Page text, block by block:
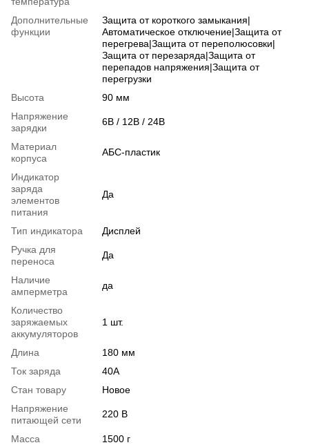
Дополнительные
функции
Защита от короткого замыкания|
Автоматическое отключение|Защита от
перегрева|Защита от переполюсовки|
Защита от перезаряда|Защита от
перепадов напряжения|Защита от
перегрузки
Высота
90 мм
Напряжение
зарядки
6В / 12В / 24В
Материал
корпуса
АБС-пластик
Индикатор
заряда
элементов
питания
Да
Тип индикатора
Дисплей
Ручка для
переноса
Да
Наличие
амперметра
да
Количество
заряжаемых
аккумуляторов
1 шт.
Длина
180 мм
Ток заряда
40A
Стан товару
Новое
Напряжение
питающей сети
220 В
Масса
1500 г